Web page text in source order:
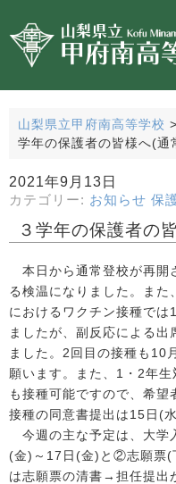
山梨県立甲府南高等学校 >
学年の保護者の皆様へ(通
2021年9月13日
カテゴリー: お知らせ 保
３学年の保護者の
本日から通常登校が再開
る検温になりました。また
におけるワクチン接種で
ましたが、副反応による
ました。2回目の接種も10
願います。また、1・2年
も接種可能ですので、希望
接種の同意書提出は15日(
今週の主な予定は、大学
(金)～17日(金)と②志願票(
は志願票の清書→担任提